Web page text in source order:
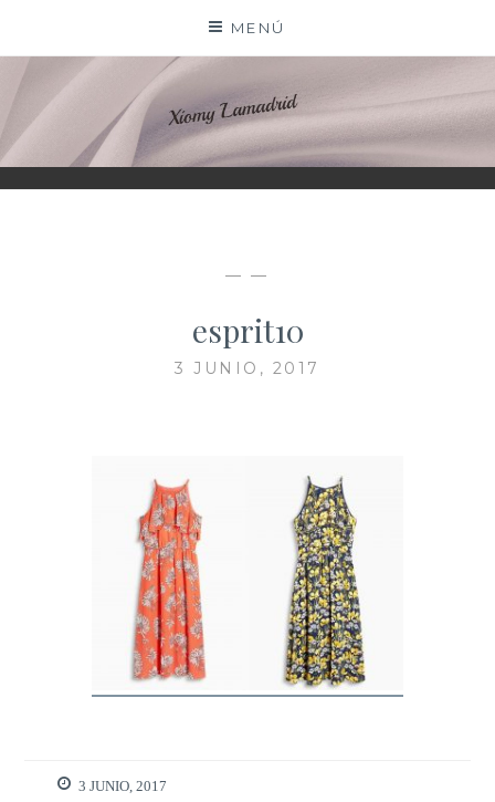
contenido
MENÚ
XIOMY LAMADRID
— —
esprit10
3 JUNIO, 2017
3 JUNIO, 2017